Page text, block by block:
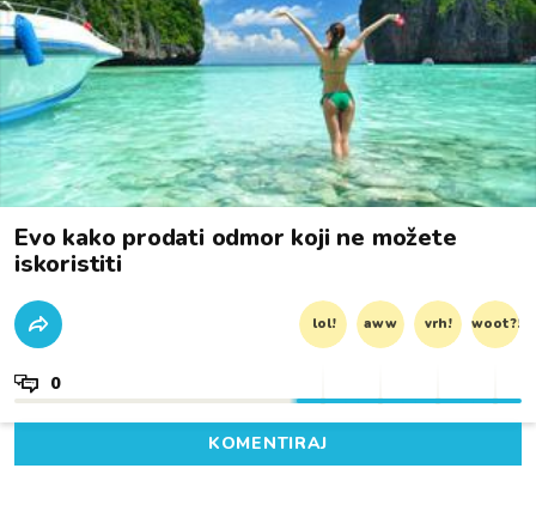
Evo kako prodati odmor koji ne možete
iskoristiti
lol! aww vrh! woot?!
0
KOMENTIRAJ